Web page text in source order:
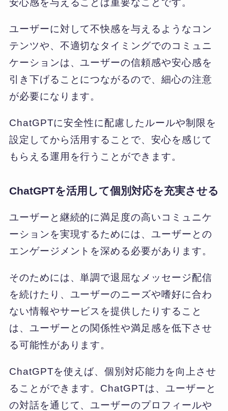
安心感を与えることは重要なことです。
ユーザーに対して不快感を与えるようなコン
テンツや、不適切なタイミングでのコミュニ
ケーションは、ユーザーの信頼感や安心感を
引き下げることにつながるので、細心の注意
が必要になります。
ChatGPTに安全性に配慮したルールや制限を
設定してから活用することで、安心を感じて
もらえる運用を行うことができます。
ChatGPTを活用して個別対応を充実させる
ユーザーと継続的に満足度の高いコミュニケ
ーションを実現するためには、ユーザーとの
エンゲージメントを深める必要があります。
そのためには、単調で退屈なメッセージ配信
を続けたり、ユーザーのニーズや嗜好に合わ
ない情報やサービスを提供したりすること
は、ユーザーとの関係性や満足感を低下させ
る可能性があります。
ChatGPTを使えば、個別対応能力を向上させ
ることができます。ChatGPTは、ユーザーと
の対話を通じて、ユーザーのプロフィールや